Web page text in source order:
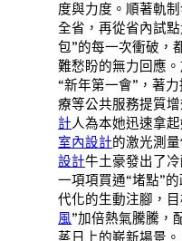
度與力度。順著軌
全省，再從省內試
包”的每一次衝破，
難愁盼的無力回應
“新年第一會”，著
療等公共服務提質
計人為本她迅速拿
室內設計的激光測
設計牛土豪發出了
一項項買通“堵點”
代化的生動注腳，
風”加倍熱氣騰騰，